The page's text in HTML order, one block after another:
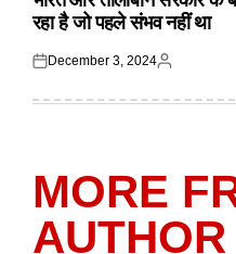
रहा है जो पहले संभव नहीं था
Posted
December 3, 2024
Posted
MORE
AUTHOR